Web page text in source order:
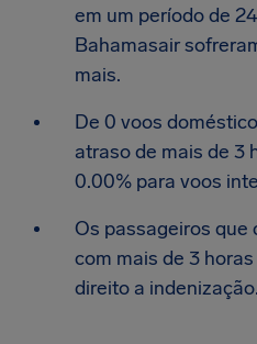
em um período de
Bahamasair
mais.
De 0 voos
atraso de mais de 3
0.00% para voos
Os passageiros que
com mais de 3
direito a indenização.